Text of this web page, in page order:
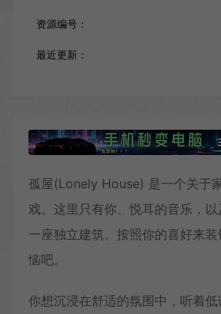
资源编号：
最近更新：
孤屋(Lonely House) 是一个关于
戏。这里只有你、悦耳的音乐，
一座独立建筑。按照你的喜好来
恼吧。
你想沉浸在舒适的氛围中，听着